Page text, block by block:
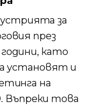
за
през
като
установят и
на
Въпреки това